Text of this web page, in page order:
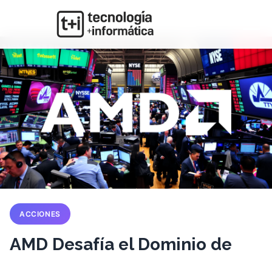
ACCIONES
AMD Desafía el Dominio de